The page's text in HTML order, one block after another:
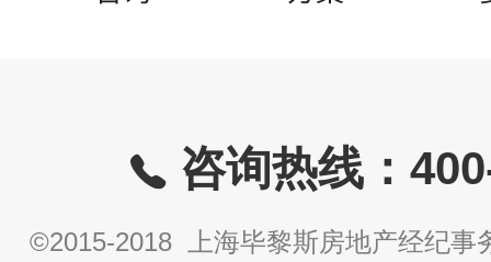
咨询热线：
©2015-2018 上海毕黎斯房地产经纪事